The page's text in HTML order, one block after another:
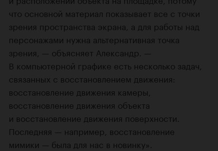
что основной материал показывает все с точки
зрения пространства экрана, а для работы над
персонажами нужна альтернативная точка
зрения, — объясняет Александр. —
В компьютерной графике есть несколько задач,
связанных с восстановлением движения:
восстановление движения камеры,
восстановление движения объекта
и восстановление движения поверхности.
Последняя — например, восстановление
мимики — была для нас в новинку».